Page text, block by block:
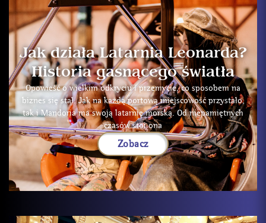
Jak działa Latarnia Leonarda?
Historia gasnącego światła
Opowieść o wielkim odkryciu i przemycie, co sposobem na
biznes się stał. Jak na każdą portową miejscowość przystało,
tak i Mandoria ma swoją latarnię morską. Od niepamiętnych
czasów stoi ona
Zobacz